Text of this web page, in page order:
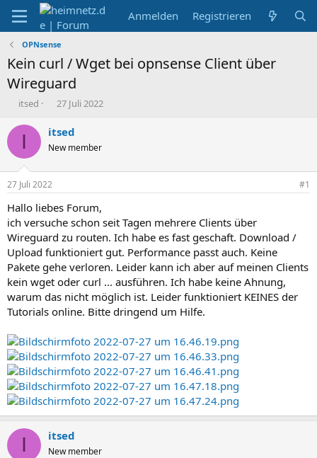
Anmelden Registrieren
OPNsense
Kein curl / Wget bei opnsense Client über
Wireguard
E
s
e
r
itsed
E
s
e
t
a
m
27 Juli 2022
I itsed
New member
27 Juli 2022 #1
Hallo liebes Forum,
ich versuche schon seit Tagen mehrere Clients über
Wireguard zu routen. Ich habe es fast geschaft. Download /
Upload funktioniert gut. Performance passt auch. Keine
Pakete gehe verloren. Leider kann ich aber auf meinen Clients
kein wget oder curl ... ausführen. Ich habe keine Ahnung,
warum das nicht möglich ist. Leider funktioniert KEINES der
Tutorials online. Bitte dringend um Hilfe.
I itsed
New member